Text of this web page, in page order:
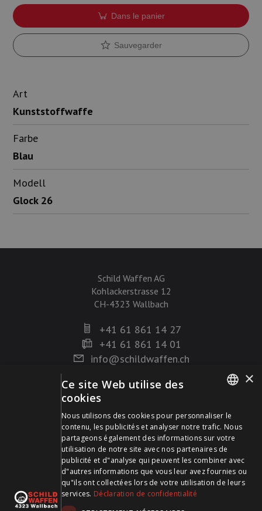
Dans le panier
Sauvegarder
Art
Kunststoffwaffe
Farbe
Blau
Modell
Glock 26
Schild Waffen AG
Kohlackerstrasse 12
CH-4323 Wallbach
+41 61 861 14 27
+41 61 861 14 01
info@schildwaffen.ch
Mode de paiement
Visitez-nous sur les médias sociaux et restez à jour !
FRENCH
×
Ce site Web utilise des
cookies
Nous utilisons des cookies pour personnaliser le
contenu, les publicités et analyser notre trafic. Nous
partageons également des informations sur votre
utilisation de notre site avec nos partenaires de
publicité et d"analyse qui peuvent les combiner avec
d"autres informations que vous leur avez fournies ou
qu"ils ont collectées lors de votre utilisation de leurs
services. Déclaration de confidentialité